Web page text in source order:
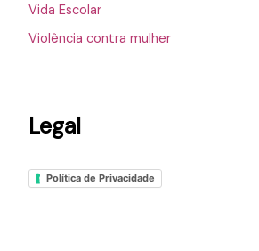
Vida Escolar
Violência contra mulher
Legal
Política de Privacidade